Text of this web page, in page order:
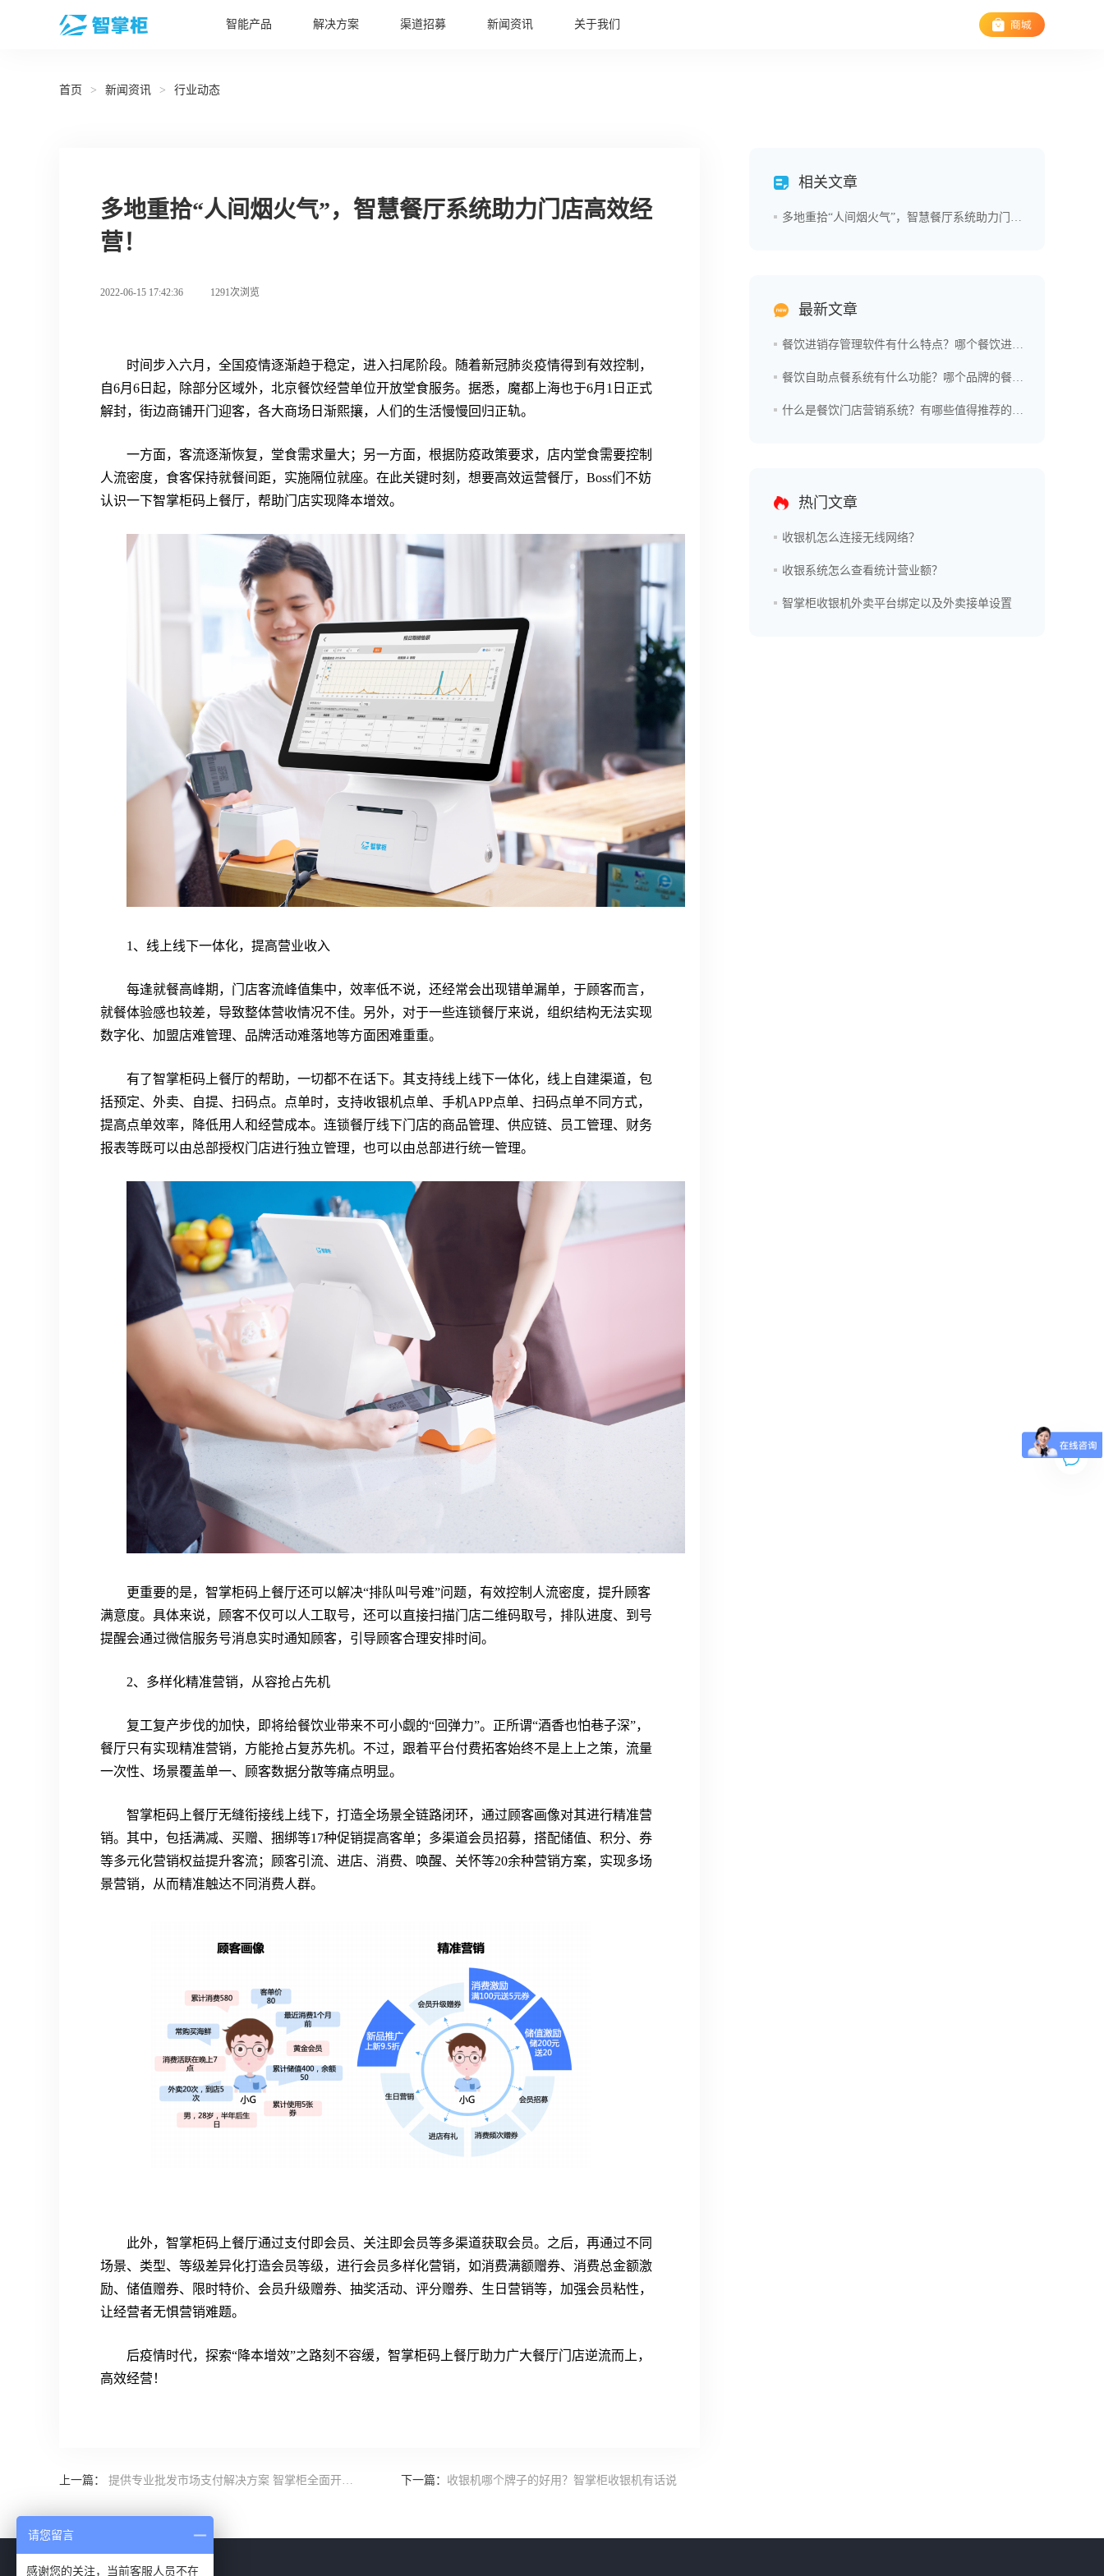
智能产品 解决方案 渠道招募 新闻资讯 关于我们
首页 > 新闻资讯 > 行业动态
多地重拾“人间烟火气”，智慧餐厅系统助力门店高效经
营！
2022-06-15 17:42:36 1291次浏览
时间步入六月，全国疫情逐渐趋于稳定，进入扫尾阶段。随着新冠肺炎疫情得到有效控制，
自6月6日起，除部分区域外，北京餐饮经营单位开放堂食服务。据悉，魔都上海也于6月1日正式
解封，街边商铺开门迎客，各大商场日渐熙攘，人们的生活慢慢回归正轨。
一方面，客流逐渐恢复，堂食需求量大；另一方面，根据防疫政策要求，店内堂食需要控制
人流密度，食客保持就餐间距，实施隔位就座。在此关键时刻，想要高效运营餐厅，Boss们不妨
认识一下智掌柜码上餐厅，帮助门店实现降本增效。
1、线上线下一体化，提高营业收入
每逢就餐高峰期，门店客流峰值集中，效率低不说，还经常会出现错单漏单，于顾客而言，
就餐体验感也较差，导致整体营收情况不佳。另外，对于一些连锁餐厅来说，组织结构无法实现
数字化、加盟店难管理、品牌活动难落地等方面困难重重。
有了智掌柜码上餐厅的帮助，一切都不在话下。其支持线上线下一体化，线上自建渠道，包
括预定、外卖、自提、扫码点。点单时，支持收银机点单、手机APP点单、扫码点单不同方式，
提高点单效率，降低用人和经营成本。连锁餐厅线下门店的商品管理、供应链、员工管理、财务
报表等既可以由总部授权门店进行独立管理，也可以由总部进行统一管理。
更重要的是，智掌柜码上餐厅还可以解决“排队叫号难”问题，有效控制人流密度，提升顾客
满意度。具体来说，顾客不仅可以人工取号，还可以直接扫描门店二维码取号，排队进度、到号
提醒会通过微信服务号消息实时通知顾客，引导顾客合理安排时间。
2、多样化精准营销，从容抢占先机
复工复产步伐的加快，即将给餐饮业带来不可小觑的“回弹力”。正所谓“酒香也怕巷子深”，
餐厅只有实现精准营销，方能抢占复苏先机。不过，跟着平台付费拓客始终不是上上之策，流量
一次性、场景覆盖单一、顾客数据分散等痛点明显。
智掌柜码上餐厅无缝衔接线上线下，打造全场景全链路闭环，通过顾客画像对其进行精准营
销。其中，包括满减、买赠、捆绑等17种促销提高客单；多渠道会员招募，搭配储值、积分、券
等多元化营销权益提升客流；顾客引流、进店、消费、唤醒、关怀等20余种营销方案，实现多场
景营销，从而精准触达不同消费人群。
此外，智掌柜码上餐厅通过支付即会员、关注即会员等多渠道获取会员。之后，再通过不同
场景、类型、等级差异化打造会员等级，进行会员多样化营销，如消费满额赠券、消费总金额激
励、储值赠券、限时特价、会员升级赠券、抽奖活动、评分赠券、生日营销等，加强会员粘性，
让经营者无惧营销难题。
后疫情时代，探索“降本增效”之路刻不容缓，智掌柜码上餐厅助力广大餐厅门店逆流而上，
高效经营！
相关文章
多地重拾“人间烟火气”，智慧餐厅系统助力门店高效经营！
最新文章
餐饮进销存管理软件有什么特点？哪个餐饮进销存管理软件好用？
餐饮自助点餐系统有什么功能？哪个品牌的餐饮自助点餐系统更好？
什么是餐饮门店营销系统？有哪些值得推荐的品牌？
热门文章
收银机怎么连接无线网络？
收银系统怎么查看统计营业额？
智掌柜收银机外卖平台绑定以及外卖接单设置
上一篇： 提供专业批发市场支付解决方案 智掌柜全面开放代理招商 下一篇： 收银机哪个牌子的好用？智掌柜收银机有话说
请您留言
感谢您的关注，当前客服人员不在